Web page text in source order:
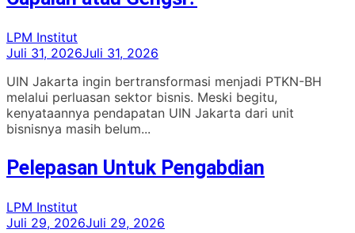
LPM Institut
Juli 31, 2026Juli 31, 2026
UIN Jakarta ingin bertransformasi menjadi PTKN-BH
melalui perluasan sektor bisnis. Meski begitu,
kenyataannya pendapatan UIN Jakarta dari unit
bisnisnya masih belum...
Pelepasan Untuk Pengabdian
LPM Institut
Juli 29, 2026Juli 29, 2026